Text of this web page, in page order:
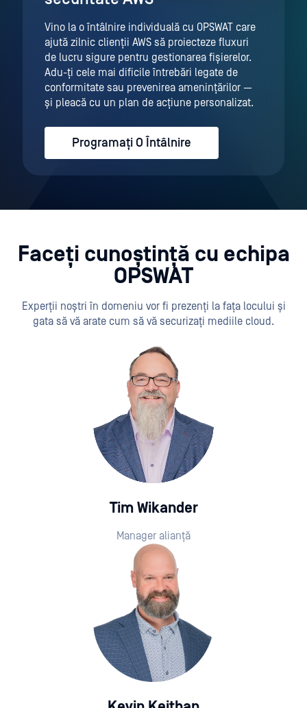
Vino la o întâlnire individuală cu OPSWAT care
ajută zilnic clienții AWS să proiecteze fluxuri
de lucru sigure pentru gestionarea fișierelor.
Adu-ți cele mai dificile întrebări legate de
conformitate sau prevenirea amenințărilor —
și pleacă cu un plan de acțiune personalizat.
Programați O Întâlnire
Faceți cunoștință cu echipa
OPSWAT
Experții noștri în domeniu vor fi prezenți la fața locului și
gata să vă arate cum să vă securizați mediile cloud.
Tim Wikander
Manager alianță